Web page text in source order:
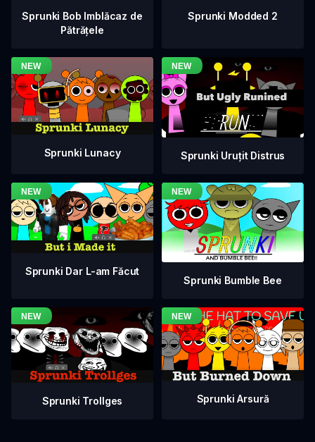
Sprunki Bob Imblăcaz de
Pătrățele
Sprunki Modded 2
Sprunki Lunacy Sprunki Uruțit Distrus
Sprunki Dar L-am Făcut
Sprunki Bumble Bee
Sprunki Trollges Sprunki Arsură